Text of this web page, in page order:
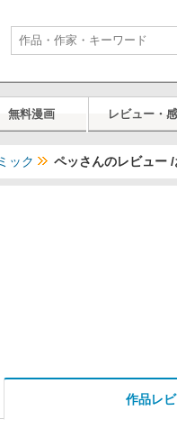
無料漫画 レビュー・
ック ペッさんのレビュー
作品レ